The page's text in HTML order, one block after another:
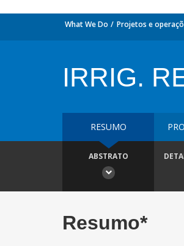
What We Do Projetos e
IRRIG.
RESUMO
ABSTRATO
Resumo*